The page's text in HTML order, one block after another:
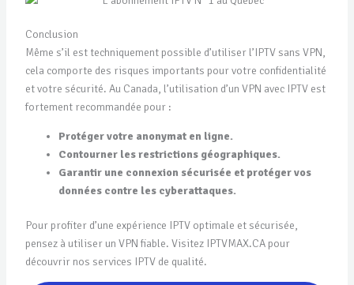
Conclusion
Même s’il est techniquement possible d’utiliser l’IPTV sans VPN,
cela comporte des risques importants pour votre confidentialité
et votre sécurité. Au Canada, l’utilisation d’un VPN avec IPTV est
fortement recommandée pour :
Protéger votre anonymat en ligne.
Contourner les restrictions géographiques.
Garantir une connexion sécurisée et protéger vos
données contre les cyberattaques.
Pour profiter d’une expérience IPTV optimale et sécurisée,
pensez à utiliser un VPN fiable. Visitez IPTVMAX.CA pour
découvrir nos services IPTV de qualité.